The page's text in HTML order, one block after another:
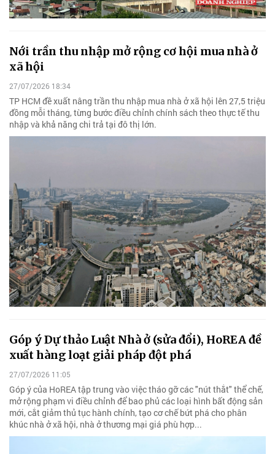
Nới trần thu nhập mở rộng cơ hội mua nhà ở
xã hội
27/07/2026 18:34
TP HCM đề xuất nâng trần thu nhập mua nhà ở xã hội lên 27,5 triệu
đồng mỗi tháng, từng bước điều chỉnh chính sách theo thực tế thu
nhập và khả năng chi trả tại đô thị lớn.
Góp ý Dự thảo Luật Nhà ở (sửa đổi), HoREA đề
xuất hàng loạt giải pháp đột phá
27/07/2026 11:05
Góp ý của HoREA tập trung vào việc tháo gỡ các "nút thắt" thể chế,
mở rộng phạm vi điều chỉnh để bao phủ các loại hình bất động sản
mới, cắt giảm thủ tục hành chính, tạo cơ chế bứt phá cho phân
khúc nhà ở xã hội, nhà ở thương mại giá phù hợp...